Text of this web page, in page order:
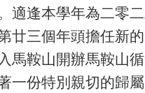
適逢本學年為二零
廿三個年頭擔任新
馬鞍山開辦馬鞍山
份特別親切的歸屬